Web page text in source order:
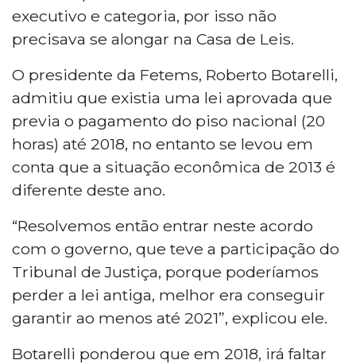
executivo e categoria, por isso não
precisava se alongar na Casa de Leis.
O presidente da Fetems, Roberto Botarelli,
admitiu que existia uma lei aprovada que
previa o pagamento do piso nacional (20
horas) até 2018, no entanto se levou em
conta que a situação econômica de 2013 é
diferente deste ano.
“Resolvemos então entrar neste acordo
com o governo, que teve a participação do
Tribunal de Justiça, porque poderíamos
perder a lei antiga, melhor era conseguir
garantir ao menos até 2021”, explicou ele.
Botarelli ponderou que em 2018, irá faltar